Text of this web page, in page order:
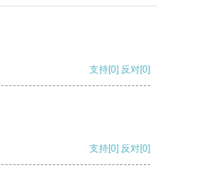
支持[0] 反对[0]
支持[0] 反对[0]